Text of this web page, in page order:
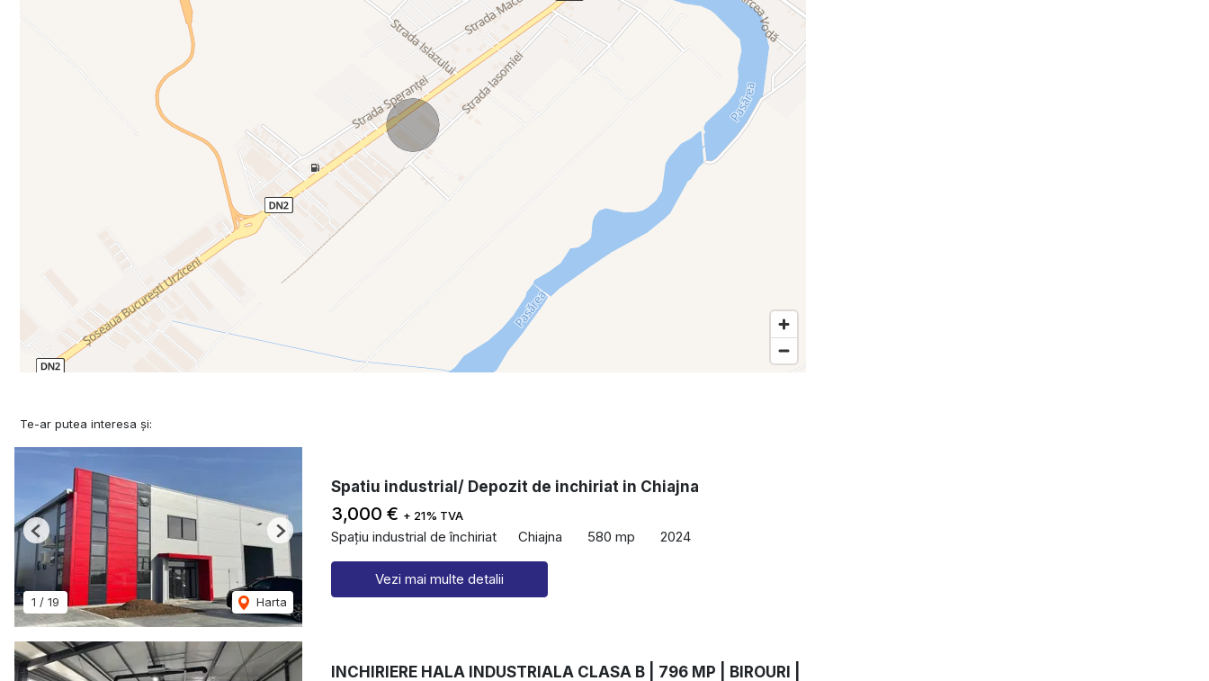
Te-ar putea interesa și:
1 / 19 Harta
Previous Next
Spatiu industrial/ Depozit de inchiriat in Chiajna
3,000 € + 21% TVA
Spațiu industrial de închiriat Chiajna 580 mp 2024
Vezi mai multe detalii
INCHIRIERE HALA INDUSTRIALA CLASA B | 796 MP | BIROURI |